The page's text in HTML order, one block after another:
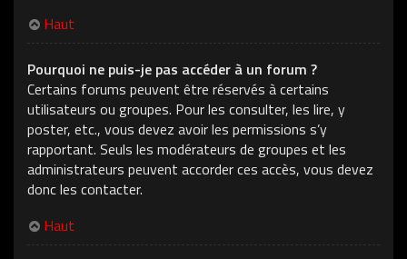
Haut
Pourquoi ne puis-je pas accéder à un forum ?
Certains forums peuvent être réservés à certains
utilisateurs ou groupes. Pour les consulter, les lire, y
poster, etc., vous devez avoir les permissions s’y
rapportant. Seuls les modérateurs de groupes et les
administrateurs peuvent accorder ces accès, vous devez
donc les contacter.
Haut